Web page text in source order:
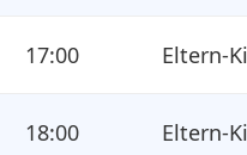
17:00 Eltern-
18:00 Eltern-